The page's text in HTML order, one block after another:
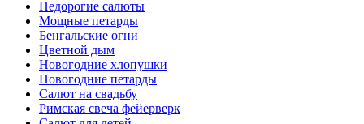
Недорогие салюты
Мощные петарды
Бенгальские огни
Цветной дым
Новогодние хлопушки
Новогодние петарды
Салют на свадьбу
Римская свеча фейерверк